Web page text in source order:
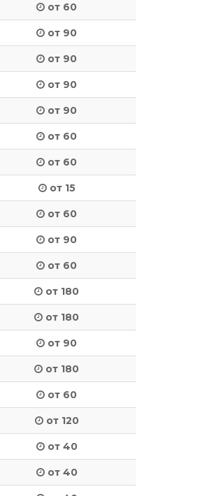
от 60
от 90
от 90
от 90
от 90
от 60
от 60
от 15
от 60
от 90
от 60
от 180
от 180
от 90
от 180
от 60
от 120
от 40
от 40